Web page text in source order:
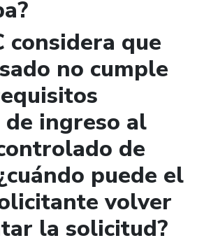
considera que
no cumple
ingreso al
de
puede el
volver
la solicitud?